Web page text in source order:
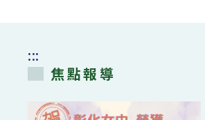
:::
焦點報導